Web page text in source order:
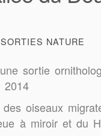
SORTIES NATURE
sortie
2014
oiseaux
à miroir et du